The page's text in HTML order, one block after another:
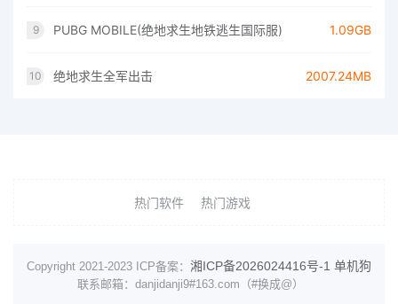
9 PUBG MOBILE(绝地求生地铁逃生国际服) 1.09GB
10 绝地求生全军出击 2007.24MB
热门软件 热门游戏
Copyright 2021-2023 ICP备案： 湘ICP备2026024416号-1 单机狗
联系邮箱：danjidanji9#163.com（#换成@）